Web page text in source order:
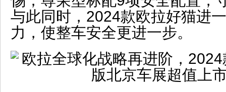
与此同时，2024款欧拉好猫进
力，使整车安全更进一步。